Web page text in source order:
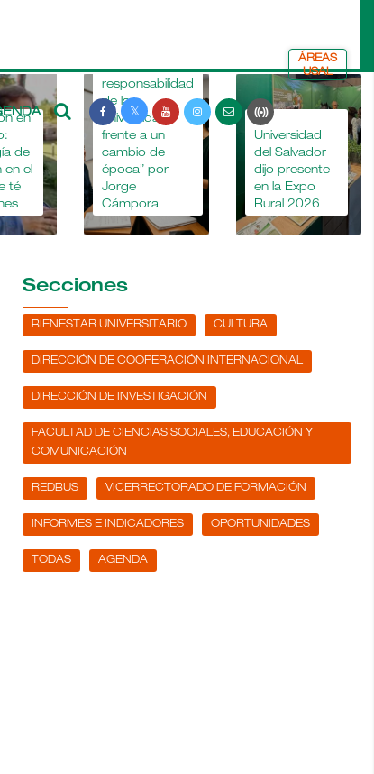
ÁREAS
USAL
en
de
en el
té
“La
responsabilidad
de la
universidad
frente a un
cambio de
época” por
Jorge
Cámpora
La
Universidad
del Salvador
dijo presente
en la Expo
Rural 2026
Secciones
BIENESTAR UNIVERSITARIO CULTURA
DIRECCIÓN DE COOPERACIÓN INTERNACIONAL
DIRECCIÓN DE INVESTIGACIÓN
FACULTAD DE CIENCIAS SOCIALES, EDUCACIÓN Y
COMUNICACIÓN
REDBUS VICERRECTORADO DE FORMACIÓN
INFORMES E INDICADORES OPORTUNIDADES
TODAS AGENDA